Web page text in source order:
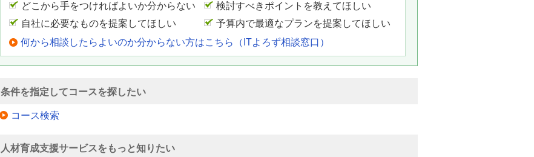
どこから手をつければよいか分からない
検討すべきポイントを教えてほしい
自社に必要なものを提案してほしい
予算内で最適なプランを提案してほしい
何から相談したらよいのか分からない方はこちら（ITよろず相談窓口）
条件を指定してコースを探したい
コース検索
人材育成支援サービスをもっと知りたい